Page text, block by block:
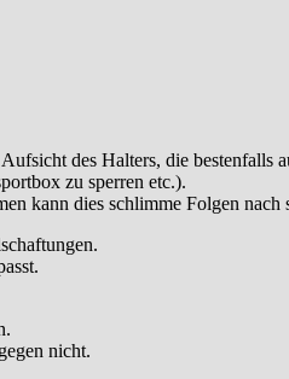
des Halters, die
zu sperren etc.).
kann dies schlimme Folgen
nicht.